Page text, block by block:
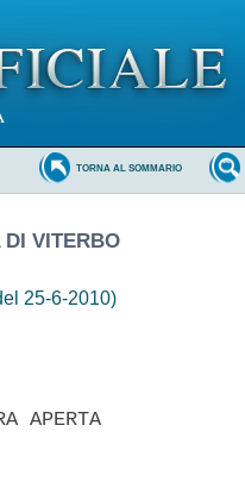
TORNA AL SOMMARIO
VITERBO
25-6-2010)
APERTA